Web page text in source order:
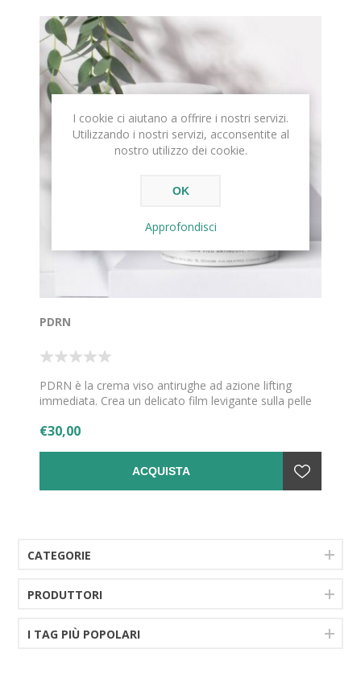
PDRN
PDRN è la crema viso antirughe ad azione lifting
immediata. Crea un delicato film levigante sulla pelle
Perfetta per migliorare elasticità, compattezza e
€30,00
ACQUISTA
CATEGORIE
PRODUTTORI
I TAG PIÙ POPOLARI
I cookie ci aiutano a offrire i nostri servizi.
Utilizzando i nostri servizi, acconsentite al
nostro utilizzo dei cookie.
OK
Approfondisci